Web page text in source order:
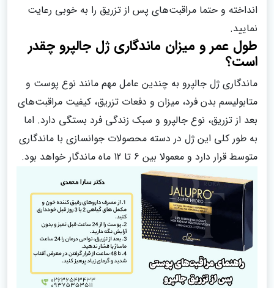
انداخته و حتما مراقبت‌های پس از تزریق را به خوبی رعایت
نمایید.
طول عمر و میزان ماندگاری ژل جالپرو چقدر
است؟
ماندگاری ژل جالپرو به چندین عامل مهم مانند نوع پوست و
متابولیسم بدن فرد، میزان و دفعات تزریق، کیفیت مراقبت‌های
بعد از تزریق، نوع جالپرو و سبک زندگی فرد بستگی دارد. اما
به طور کلی این ژل در دسته محصولات جوانسازی با ماندگاری
متوسط قرار دارد و معمولا بین 6 تا 12 ماه ماندگار خواهد بود.